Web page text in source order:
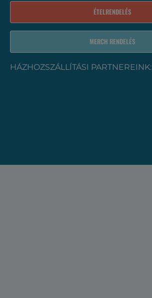
ÉTELRENDELÉS
MERCH RENDELÉS
HÁZHOZSZÁLLÍTÁSI PARTNEREINK: